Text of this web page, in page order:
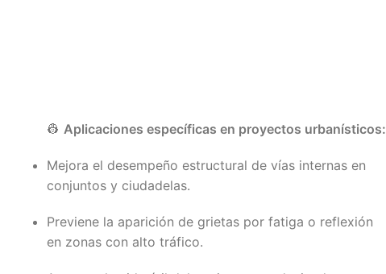
👷Aplicaciones específicas en proyectos urbanísticos:
Mejora el desempeño estructural de vías internas en
conjuntos y ciudadelas.
Previene la aparición de grietas por fatiga o reflexión
en zonas con alto tráfico.